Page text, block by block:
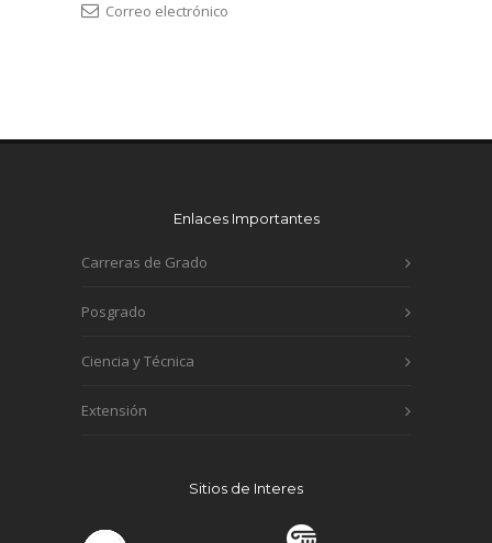
Correo electrónico
Enlaces Importantes
Carreras de Grado
Posgrado
Ciencia y Técnica
Extensión
Sitios de Interes